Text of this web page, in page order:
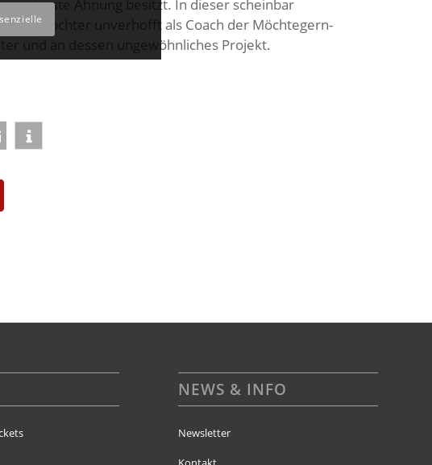
geringste Ahnung besitzt. In dieser scheinbar
Tochter unverhofft als Coach der Möchtegern-
und an dessen ungewöhnliches Projekt.
NEWS & INFO
Newsletter